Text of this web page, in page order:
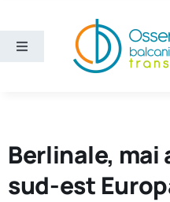
contenuto
Toggle
Ricerca e divulgazione
Berlinale, mai
sud-est